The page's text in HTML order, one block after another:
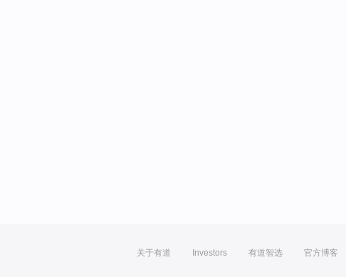
关于有道 Investors 有道智选 官方博客